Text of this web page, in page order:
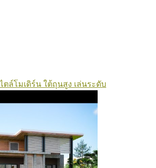
ล์โมเดิร์น ใต้ถุนสูง เล่นระดับ